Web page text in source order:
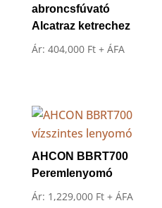
abroncsfúvató
Alcatraz ketrechez
Ár: 404,000 Ft + ÁFA
AHCON BBRT700
Peremlenyomó
Ár: 1,229,000 Ft + ÁFA